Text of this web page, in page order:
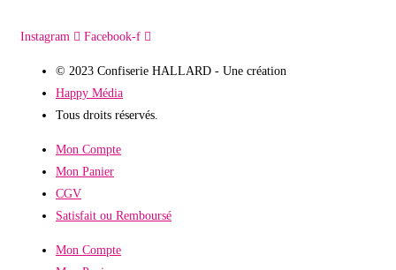
Instagram Facebook-f
© 2023 Confiserie HALLARD - Une création
Happy Média
Tous droits réservés.
Mon Compte
Mon Panier
CGV
Satisfait ou Remboursé
Mon Compte